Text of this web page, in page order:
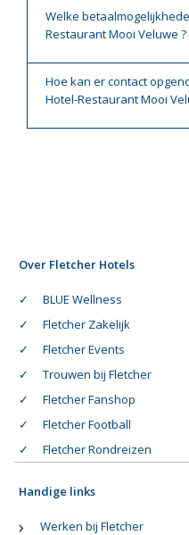
Welke
Restaurant Mooi Veluwe ?
Hoe kan er contact
Hotel-Restaurant Mooi
Over Fletcher Hotels
BLUE Wellness
Fletcher Zakelijk
Fletcher Events
Trouwen bij Fletcher
Fletcher Fanshop
Fletcher Football
Fletcher Rondreizen
Handige links
Werken bij Fletcher